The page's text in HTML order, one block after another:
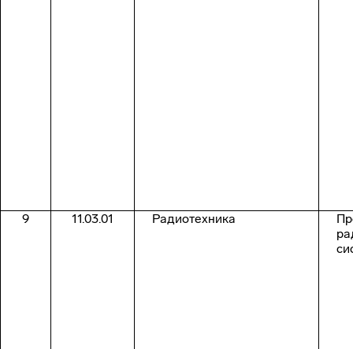
9 11.03.01 Радиотехника